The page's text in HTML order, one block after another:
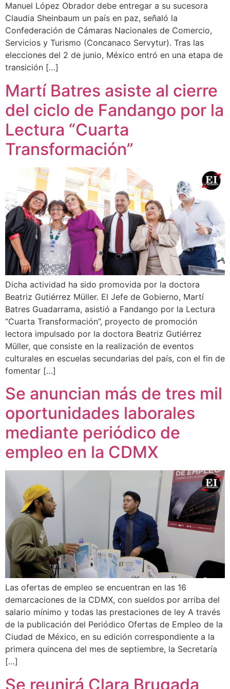
Manuel López Obrador debe entregar a su sucesora
Claudia Sheinbaum un país en paz, señaló la
Confederación de Cámaras Nacionales de Comercio,
Servicios y Turismo (Concanaco Servytur). Tras las
elecciones del 2 de junio, México entró en una etapa de
transición […]
Martí Batres asiste al cierre
del ciclo de Fandango por la
Lectura “Cuarta
Transformación”
Dicha actividad ha sido promovida por la doctora
Beatriz Gutiérrez Müller. El Jefe de Gobierno, Martí
Batres Guadarrama, asistió a Fandango por la Lectura
“Cuarta Transformación”, proyecto de promoción
lectora impulsado por la doctora Beatriz Gutiérrez
Müller, que consiste en la realización de eventos
culturales en escuelas secundarias del país, con el fin de
fomentar […]
Se anuncian más de tres mil
oportunidades laborales
mediante periódico de
empleo en la CDMX
Las ofertas de empleo se encuentran en las 16
demarcaciones de la CDMX, con sueldos por arriba del
salario mínimo y todas las prestaciones de ley A través
de la publicación del Periódico Ofertas de Empleo de la
Ciudad de México, en su edición correspondiente a la
primera quincena del mes de septiembre, la Secretaría
[…]
Se reunirá Clara Brugada